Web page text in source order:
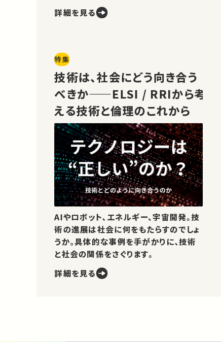
詳細を見る
特集
技術は、社会にどう向き合う
べきか——ELSI / RRIから考
える技術と倫理のこれから
AIやロボット、エネルギー、宇宙開発。技
術の進展は社会に何をもたらすのでしょ
うか。具体的な事例を手がかりに、技術
と社会の関係をさぐります。
詳細を見る